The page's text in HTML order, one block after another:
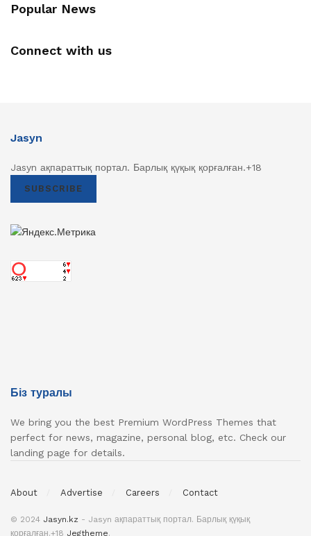
Popular News
Connect with us
Jasyn
Jasyn ақпараттық портал. Барлық қүқық қорғалған.+18
SUBSCRIBE
Біз туралы
We bring you the best Premium WordPress Themes that
perfect for news, magazine, personal blog, etc. Check our
landing page for details.
About Advertise Careers Contact
© 2024 Jasyn.kz - Jasyn ақпараттық портал. Барлық қүқық
қорғалған.+18 Jegtheme.